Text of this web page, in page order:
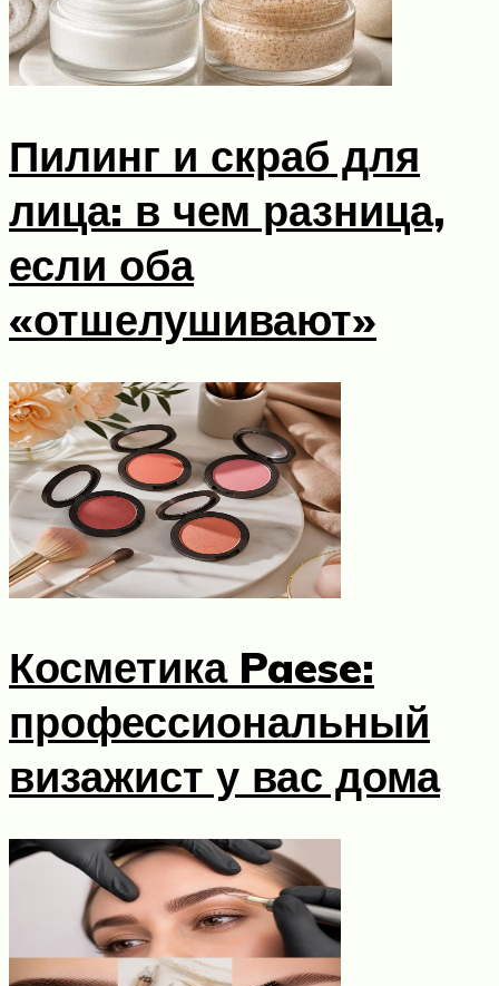
Пилинг и скраб для
лица: в чем разница,
если оба
«отшелушивают»
Косметика Paese:
профессиональный
визажист у вас дома